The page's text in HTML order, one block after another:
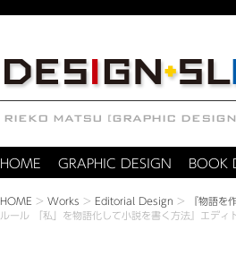
HOME GRAPHIC DESIGN BOOK
HOME > Works > Editorial Design > 『物語を
ルール 「私」を物語化して小説を書く方法』エディ